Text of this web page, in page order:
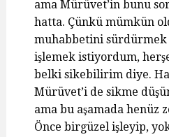
ama Mürüvet’in bunu
hatta. Çünkü mümkün
muhabbetini sürdürmek
işlemek istiyordum,
belki sikebilirim diye.
Mürüvet’i de sikme
ama bu aşamada henüz
Önce birgüzel işleyip,